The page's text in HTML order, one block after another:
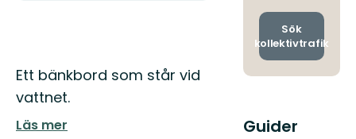
Beskrivning
Ett bänkbord som står vid
vattnet.
Läs mer
och
Sök
kollektivtrafik
Guider